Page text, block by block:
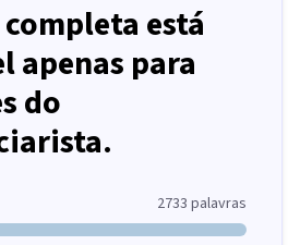
está
apenas para
do
2733 palavras